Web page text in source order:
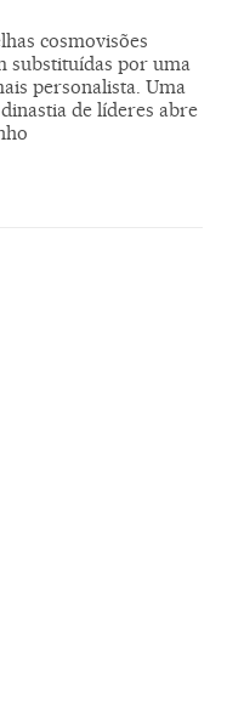
cosmovisões
substituídas por uma
personalista. Uma
de líderes abre